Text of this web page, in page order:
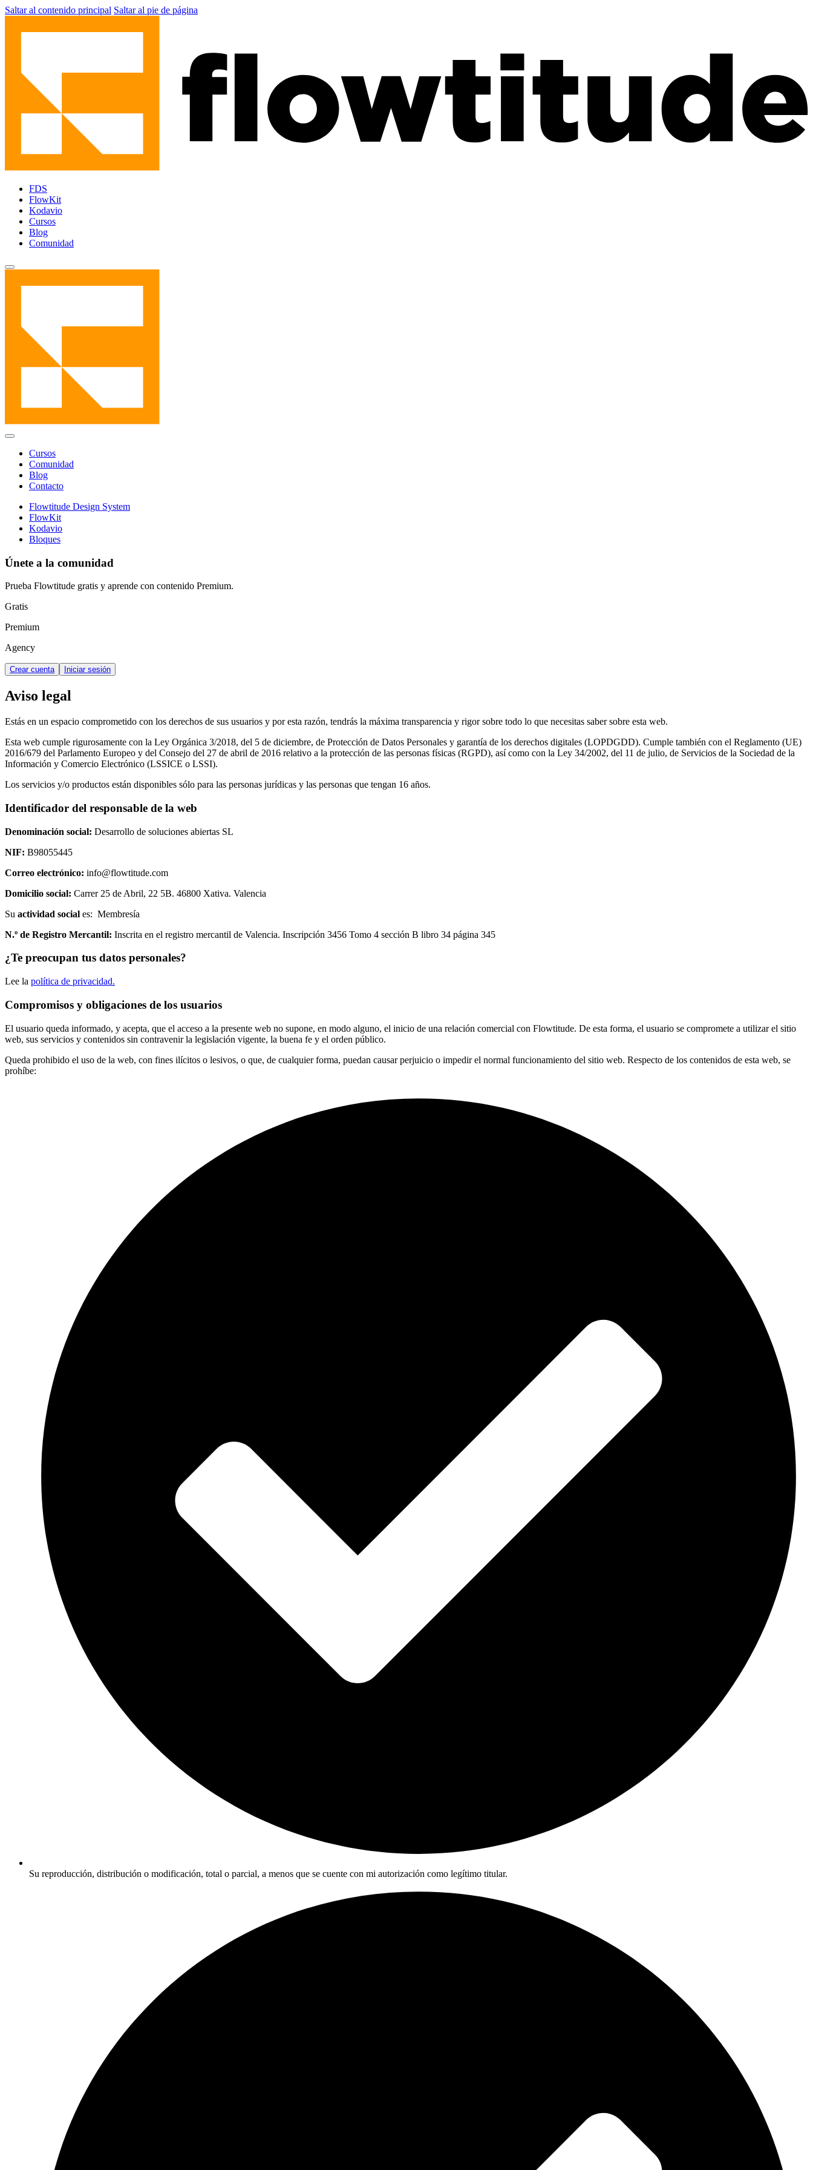
Saltar al contenido principal Saltar al pie de página
FDS
FlowKit
Kodavio
Cursos
Blog
Comunidad
Cursos
Comunidad
Blog
Contacto
Flowtitude Design System
FlowKit
Kodavio
Bloques
Únete a la comunidad
Prueba Flowtitude gratis y aprende con contenido Premium.
Gratis
Premium
Agency
Crear cuenta Iniciar sesión
Aviso legal
Estás en un espacio comprometido con los derechos de sus usuarios y por esta razón, tendrás la máxima transparencia y rigor sobre todo lo que necesitas saber sobre esta web.
Esta web cumple rigurosamente con la Ley Orgánica 3/2018, del 5 de diciembre, de Protección de Datos Personales y garantía de los derechos digitales (LOPDGDD). Cumple también con el Reglamento (UE)
2016/679 del Parlamento Europeo y del Consejo del 27 de abril de 2016 relativo a la protección de las personas físicas (RGPD), así como con la Ley 34/2002, del 11 de julio, de Servicios de la Sociedad de la
Información y Comercio Electrónico (LSSICE o LSSI).
Los servicios y/o productos están disponibles sólo para las personas jurídicas y las personas que tengan 16 años.
Identificador del responsable de la web
Denominación social: Desarrollo de soluciones abiertas SL
NIF: B98055445
Correo electrónico: info@flowtitude.com
Domicilio social: Carrer 25 de Abril, 22 5B. 46800 Xativa. Valencia
Su actividad social es: Membresía
N.º de Registro Mercantil: Inscrita en el registro mercantil de Valencia. Inscripción 3456 Tomo 4 sección B libro 34 página 345
¿Te preocupan tus datos personales?
Lee la política de privacidad.
Compromisos y obligaciones de los usuarios
El usuario queda informado, y acepta, que el acceso a la presente web no supone, en modo alguno, el inicio de una relación comercial con Flowtitude. De esta forma, el usuario se compromete a utilizar el sitio
web, sus servicios y contenidos sin contravenir la legislación vigente, la buena fe y el orden público.
Queda prohibido el uso de la web, con fines ilícitos o lesivos, o que, de cualquier forma, puedan causar perjuicio o impedir el normal funcionamiento del sitio web. Respecto de los contenidos de esta web, se
prohíbe:
Su reproducción, distribución o modificación, total o parcial, a menos que se cuente con mi autorización como legítimo titular.